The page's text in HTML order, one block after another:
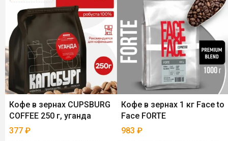
Кофе в зернах CUPSBURG
COFFEE 250 г, уганда
377 ₽
Кофе в зернах 1 кг Face to
Face FORTE
983 ₽